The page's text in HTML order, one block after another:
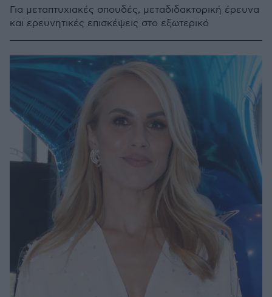
Για μεταπτυχιακές σπουδές, μεταδιδακτορική έρευνα
και ερευνητικές επισκέψεις στο εξωτερικό